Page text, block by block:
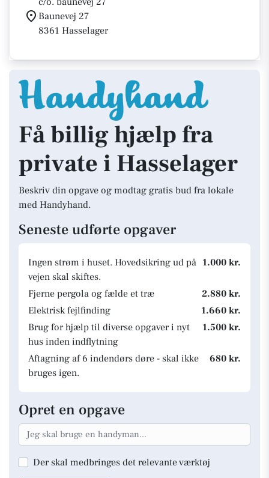
Baunevej 27
8361 Hasselager
Få billig hjælp fra
private i Hasselager
Beskriv din opgave og modtag gratis bud fra lokale
med Handyhand.
Seneste udførte opgaver
Ingen strøm i huset. Hovedsikring ud på
vejen skal skiftes.
1.000 kr.
Fjerne pergola og fælde et træ
2.880 kr.
Elektrisk fejlfinding
1.660 kr.
Brug for hjælp til diverse opgaver i nyt
hus inden indflytning
1.500 kr.
Aftagning af 6 indendørs døre - skal ikke
bruges igen.
680 kr.
Opret en opgave
Der skal medbringes det relevante værktøj